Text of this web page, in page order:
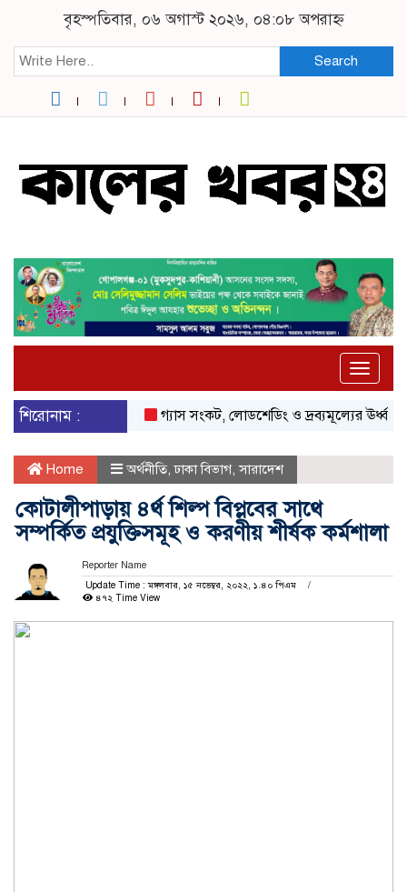
বৃহস্পতিবার, ০৬ অগাস্ট ২০২৬, ০৪:০৮ অপরাহ্ন
Search
Toggle
শিরোনাম :
গ্যাস সংকট, লোডশেডিং ও দ্রব্যমূল্যের ঊর্ধ্বগতির
Home অর্থনীতি,ঢাকা বিভাগ,সারাদেশ
কোটালীপাড়ায় ৪র্থ শিল্প বিপ্লবের সাথে
সম্পর্কিত প্রযুক্তিসমূহ ও করণীয় শীর্ষক কর্মশালা
Reporter Name
Update Time : মঙ্গলবার, ১৫ নভেম্বর, ২০২২, ১.৪০ পিএম
৪৭২ Time View